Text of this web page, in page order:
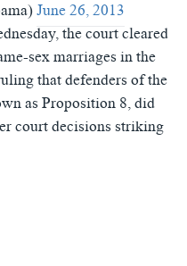
June 26, 2013
the court cleared
sex marriages in the
that defenders of the
as Proposition 8, did
court decisions striking